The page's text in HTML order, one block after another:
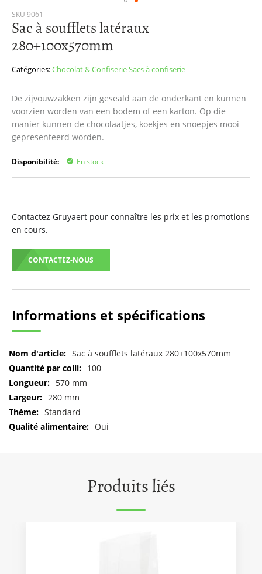
SKU 9061
Sac à soufflets latéraux
280+100x570mm
Catégories:Chocolat & ConfiserieSacs à confiserie
De zijvouwzakken zijn geseald aan de onderkant en kunnen
voorzien worden van een bodem of een karton. Op die
manier kunnen de chocolaatjes, koekjes en snoepjes mooi
gepresenteerd worden.
Disponibilité: En stock
Contactez Gruyaert pour connaître les prix et les promotions
en cours.
CONTACTEZ-NOUS
Passer
au
de
Galerie
Informations et spécifications
Pour
plus
d'informations
Sac à soufflets latéraux 280+100x570mm
100
570 mm
280 mm
Standard
Oui
Produits liés